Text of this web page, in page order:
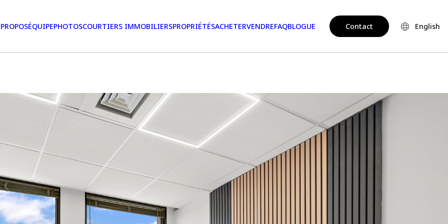
ÉQUIPEPHOTOSCOURTIERS IMMOBILIERSPROPRIÉTÉSACHETERVENDREFAQBLOGUE Contact English